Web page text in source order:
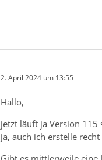
2. April 2024 um 13:55
Hallo,
jetzt läuft ja Version 115
ja, auch ich erstelle